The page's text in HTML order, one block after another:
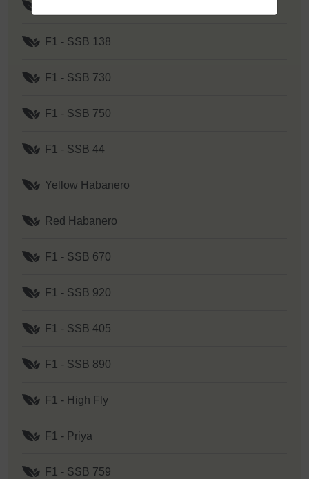
F1 - SSB 138
F1 - SSB 730
F1 - SSB 750
F1 - SSB 44
Yellow Habanero
Red Habanero
F1 - SSB 670
F1 - SSB 920
F1 - SSB 405
F1 - SSB 890
F1 - High Fly
F1 - Priya
F1 - SSB 759